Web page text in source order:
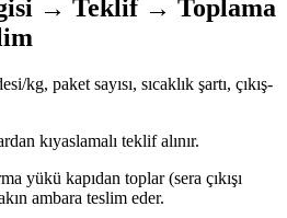
→ Teklif → Toplama
kg, paket sayısı, sıcaklık şartı, çıkış-
kıyaslamalı teklif alınır.
yükü kapıdan toplar (sera çıkışı
ambara teslim eder.